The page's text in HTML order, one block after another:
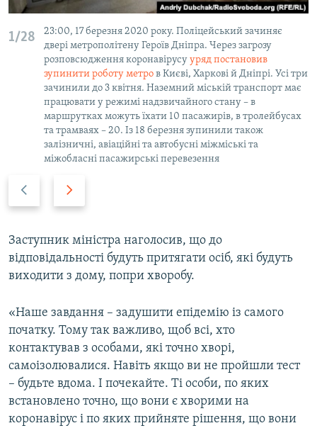
1/28
23:00, 17 березня 2020 року. Поліцейський зачиняє
двері метрополітену Героїв Дніпра. Через загрозу
розповсюдження коронавірусу уряд постановив
зупинити роботу метро в Києві, Харкові й Дніпрі. Усі три
зачинили до 3 квітня. Наземний міській транспорт має
працювати у режимі надзвичайного стану – в
маршрутках можуть їхати 10 пасажирів, в тролейбусах
та трамваях – 20. Із 18 березня зупинили також
залізничні, авіаційні та автобусні міжміські та
міжобласні пасажирські перевезення
а
д
р
е
д
Заступник міністра наголосив, що до
відповідальності будуть притягати осіб, які будуть
виходити з дому, попри хворобу.
«Наше завдання – задушити епідемію із самого
початку. Тому так важливо, щоб всі, хто
контактував з особами, які точно хворі,
самоізолювалися. Навіть якщо ви не пройшли тест
– будьте вдома. І почекайте. Ті особи, по яких
встановлено точно, що вони є хворими на
коронавірус і по яких прийняте рішення, що вони